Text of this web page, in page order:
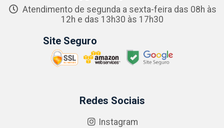
Atendimento de segunda a sexta-feira das 08h às
12h e das 13h30 às 17h30
Site Seguro
Redes Sociais
Instagram